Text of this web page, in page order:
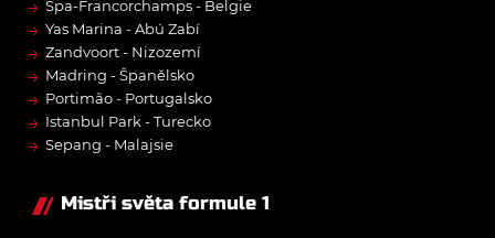
→ Spa-Francorchamps - Belgie
→ Yas Marina - Abú Zabí
→ Zandvoort - Nizozemí
→ Madring - Španělsko
→ Portimão - Portugalsko
→ Istanbul Park - Turecko
→ Sepang - Malajsie
Mistři světa formule 1